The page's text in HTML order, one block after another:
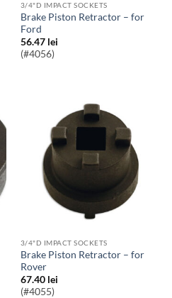
3/4"D IMPACT SOCKETS
Brake Piston Retractor – for
Ford
56.47 lei
(#4056)
3/4"D IMPACT SOCKETS
Brake Piston Retractor – for
Rover
67.40 lei
(#4055)